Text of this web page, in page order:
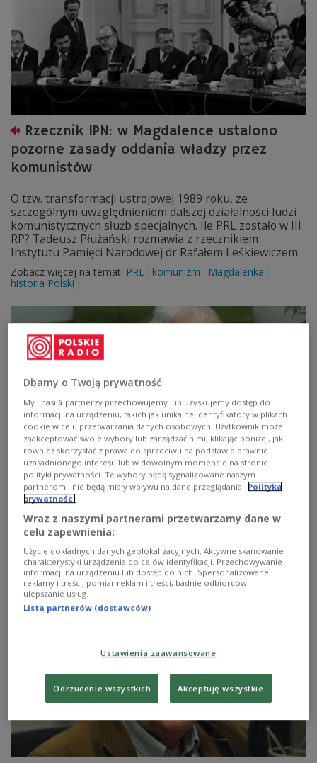
Rzecznik IPN: w Magdalence ustalono
pozorne zasady oddania władzy przez
komunistów
O tzw. transformacji ustrojowej 1989 roku, ze
szczególnym uwzględnieniem dalszej działalności ludzi
komunistycznych służb specjalnych. Ile PRL zostało w III
RP? Tadeusz Płużański rozmawia z rzecznikiem
Instytutu Pamięci Narodowej dr Rafałem Leśkiewiczem.
Zobacz więcej na temat: PRL komunizm
Magdalenka
historia Polski
Jerzy Turowicz: robić to samo, tylko lepiej
– On się zawsze uśmiechał, a jednocześnie się
wyczuwało, że istnieje ta jego strefa samotna – mówił o
Jerzym Turowiczu w 1999 roku pisarz prof. Zygmunt
Kubiak. Mijają 24 lata od śmierci wielkiego redaktora
"Tygodnika Powszechnego", choć dla przyjaciół po
prostu człowieka, który emanował dobrocią i spokojem.
Zobacz więcej na temat:cenzura dziennikarstwo HISTORIA
Jerzy Turowicz PRL
Dbamy o Twoją prywatność
My i nasi5 partnerzy przechowujemy lub uzyskujemy dostęp do
informacji na urządzeniu, takich jak unikalne identyfikatory w plikach
cookie w celu przetwarzania danych osobowych. Użytkownik może
zaakceptować swoje wybory lub zarządzać nimi, klikając poniżej, jak
również skorzystać z prawa do sprzeciwu na podstawie prawnie
uzasadnionego interesu lub w dowolnym momencie na stronie
polityki prywatności. Te wybory będą sygnalizowane naszym
partnerom i nie będą miały wpływu na dane przeglądania. Polityka
prywatności
Wraz z naszymi partnerami przetwarzamy dane w
celu zapewnienia:
Użycie dokładnych danych geolokalizacyjnych. Aktywne skanowanie
charakterystyki urządzenia do celów identyfikacji. Przechowywanie
informacji na urządzeniu lub dostęp do nich. Spersonalizowane
reklamy i treści, pomiar reklam i treści, badnie odbiorców i
ulepszanie usług.
Lista partnerów (dostawców)
Ustawienia zaawansowane
Odrzucenie wszystkich Akceptuję wszystkie